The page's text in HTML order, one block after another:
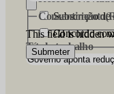
Subscrição
Consentimento
Concordo
This field is hidden
Título trabalho
Submeter